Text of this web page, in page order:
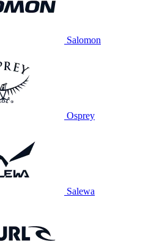
Salomon
Osprey
Salewa